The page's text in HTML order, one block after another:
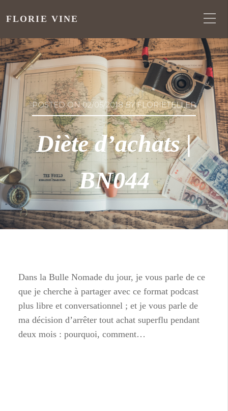
FLORIE VINE
POSTED ON02/05/2018BYFLORIETELLER
Diète d’achats |
BN044
Dans la Bulle Nomade du jour, je vous parle de ce
que je cherche à partager avec ce format podcast
plus libre et conversationnel ; et je vous parle de
ma décision d’arrêter tout achat superflu pendant
deux mois : pourquoi, comment…